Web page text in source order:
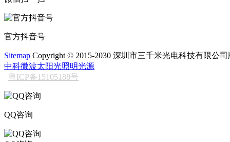
官方抖音号
Sitemap Copyright © 2015-2030 深圳市三千米光电科技有限公
中科微波太阳光照明光源
粤ICP备15105188号
QQ咨询